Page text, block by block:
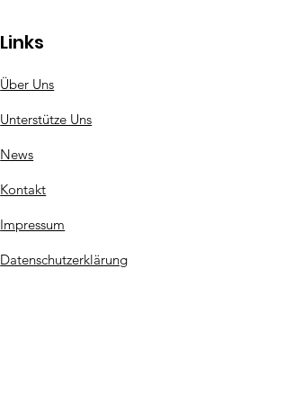
Links
Über Uns
Unterstütze Uns
News
Kontakt
Impressum
Datenschutzerklärung